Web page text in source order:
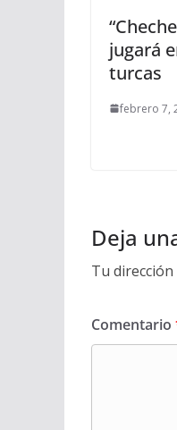
jugará
turcas
febrero 7,
Deja
Tu
Comentario